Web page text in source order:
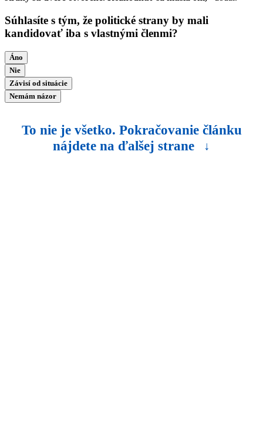
Súhlasíte s tým, že politické strany by mali
kandidovať iba s vlastnými členmi?
Áno
Nie
Závisí od situácie
Nemám názor
To nie je všetko. Pokračovanie článku
nájdete na ďalšej strane
↓